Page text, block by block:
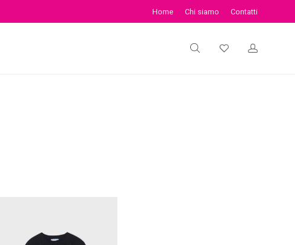
Home Chi siamo Contatti